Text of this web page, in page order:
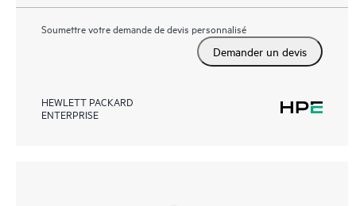
Soumettre votre demande de devis personnalisé
Demander un devis
HEWLETT PACKARD
ENTERPRISE